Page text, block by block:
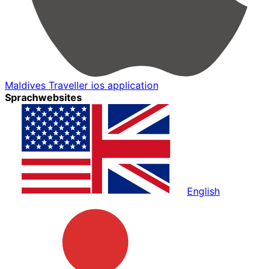
Maldives Traveller ios application
Sprachwebsites
English